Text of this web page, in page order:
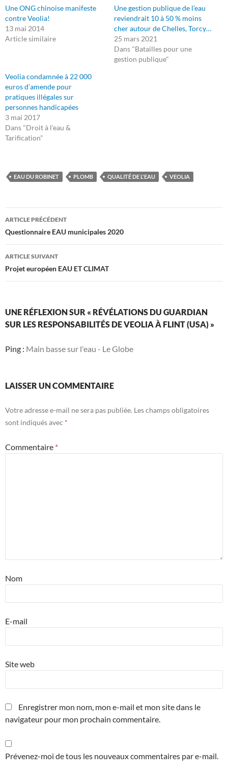
Une ONG chinoise manifeste
contre Veolia!
13 mai 2014
Article similaire
Une gestion publique de l’eau
reviendrait 10 à 50 % moins
cher autour de Chelles, Torcy…
25 mars 2021
Dans "Batailles pour une
gestion publique"
Veolia condamnée à 22 000
euros d’amende pour
pratiques illégales sur
personnes handicapées
3 mai 2017
Dans "Droit à l'eau &
Tarification"
EAU DU ROBINET PLOMB QUALITÉ DE L'EAU VEOLIA
Navigation
des
articles
ARTICLE PRÉCÉDENT
Questionnaire EAU municipales 2020
ARTICLE SUIVANT
Projet européen EAU ET CLIMAT
UNE RÉFLEXION SUR « RÉVÉLATIONS DU GUARDIAN
SUR LES RESPONSABILITÉS DE VEOLIA À FLINT (USA) »
Ping : Main basse sur l'eau - Le Globe
LAISSER UN COMMENTAIRE
Votre adresse e-mail ne sera pas publiée. Les champs obligatoires
sont indiqués avec *
Commentaire *
Nom
E-mail
Site web
Enregistrer mon nom, mon e-mail et mon site dans le
navigateur pour mon prochain commentaire.
Prévenez-moi de tous les nouveaux commentaires par e-mail.